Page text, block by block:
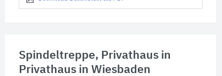
Spindeltreppe, Privathaus in
Privathaus in Wiesbaden